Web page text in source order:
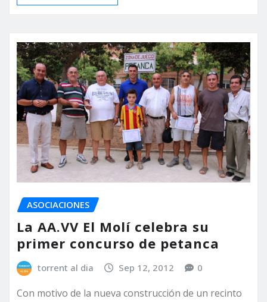
ASOCIACIONES
La AA.VV El Molí celebra su
primer concurso de petanca
torrent al dia Sep 12, 2012 0
Con motivo de la nueva construcción de un recinto